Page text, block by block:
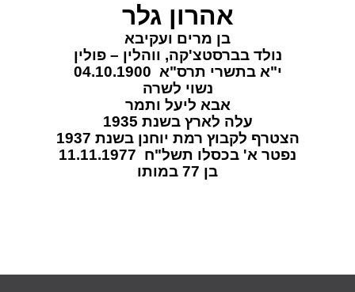
אהרון גלר
בן מרים ועקיבא
נולד בברסטצ'קה, ווהלין – פולין
י"א בתשרי תרס"א 04.10.1900
נשוי לשרה
אבא ליעל ותמר
עלה לארץ בשנת 1935
הצטרף לקבוץ רמת יוחנן בשנת 1937
נפטר א' בכסלו תשל"ח 11.11.1977